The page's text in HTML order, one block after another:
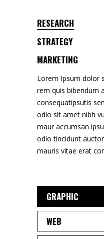
RESEARCH
STRATEGY
MARKETING
Lorem Ipsum dolor
rem quis bibendum
consequatipsutis
odio sit amet nibh
maur accumsan
odio tincidunt
mauris vitae erat
GRAPHIC
WEB